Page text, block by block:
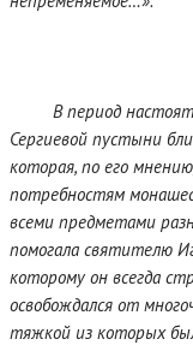
В период
Сергиевой пустыни
которая, по его
потребностям
всеми предметами
помогала святителю
которому он всегда
освобождался от
тяжкой из которых